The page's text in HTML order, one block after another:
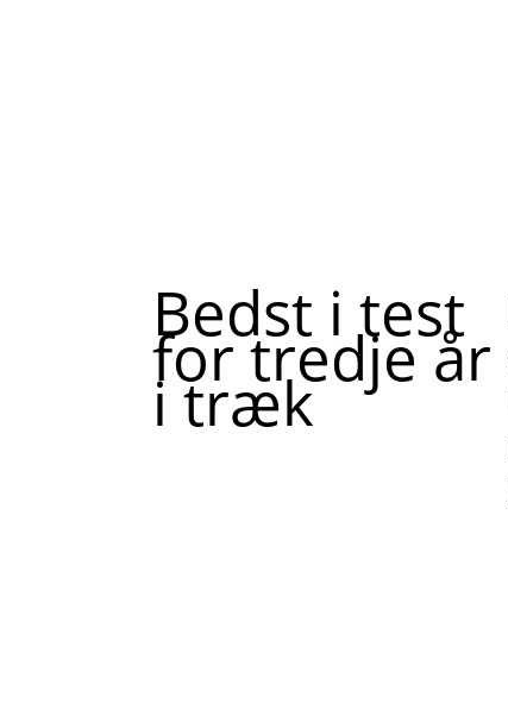
Bedst i test
for tredje år
i træk